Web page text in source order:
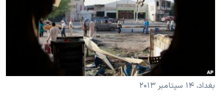
فرهنگ و زندگی
حقوق شهروندی
انتخابات ریاست جمهوری آمریکا ۲۰۲۴
حمله جمهوری اسلامی به اسرائیل
زبانهای مختلف
بغداد، ۱۴ سپتامبر ۲۰۱۳